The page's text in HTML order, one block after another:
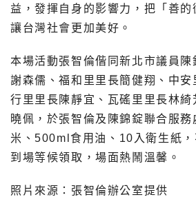
益，發揮自身的影響力，把「善的
讓台灣社會更加美好。
本場活動張智倫偕同新北市議員陳
謝森儒、福和里里長簡健翔、中安
行里里長陳靜宜、瓦磘里里長林綺
曉佩，於張智倫及陳錦錠聯合服務
米、500ml食用油、10入衛生紙
到場等候領取，場面熱鬧溫馨。
照片來源：張智倫辦公室提供